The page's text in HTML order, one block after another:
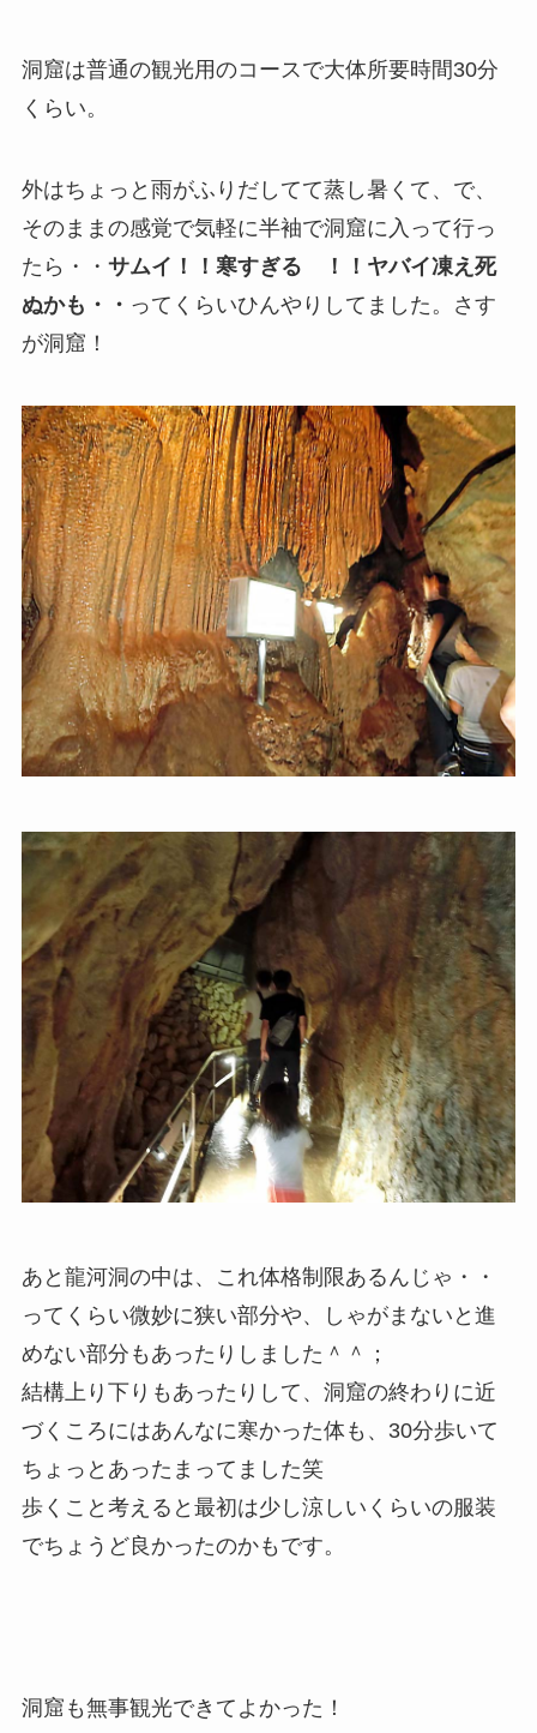
洞窟は普通の観光用のコースで大体所要時間30分
くらい。
外はちょっと雨がふりだしてて蒸し暑くて、で、
そのままの感覚で気軽に半袖で洞窟に入って行っ
たら・・ サムイ！！寒すぎる ！！ヤバイ凍え死
ぬかも・・ ってくらいひんやりしてました。さす
が洞窟！
あと龍河洞の中は、これ体格制限あるんじゃ・・
ってくらい微妙に狭い部分や、しゃがまないと進
めない部分もあったりしました＾＾；
結構上り下りもあったりして、洞窟の終わりに近
づくころにはあんなに寒かった体も、30分歩いて
ちょっとあったまってました笑
歩くこと考えると最初は少し涼しいくらいの服装
でちょうど良かったのかもです。
洞窟も無事観光できてよかった！